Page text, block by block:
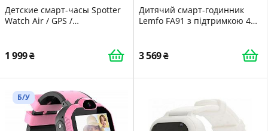
Детские смарт-часы Spotter
Watch Air / GPS /
1 999
Дитячий смарт-годинник
Lemfo FA91 з підтримкою 4G
3 569
Б/У